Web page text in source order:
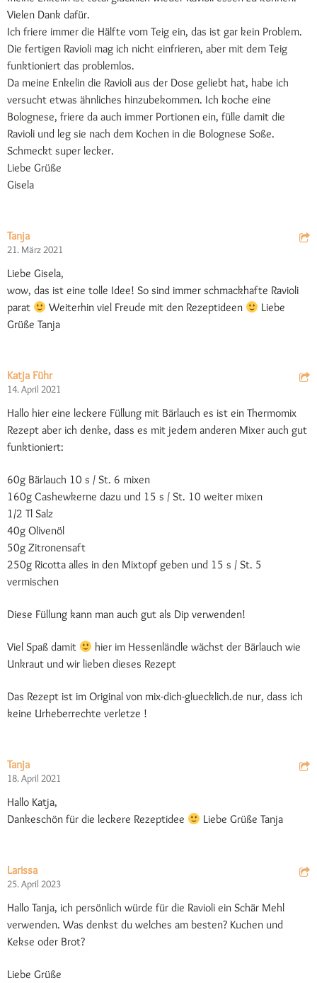
Vielen Dank dafür.
Ich friere immer die Hälfte vom Teig ein, das ist gar kein Problem.
Die fertigen Ravioli mag ich nicht einfrieren, aber mit dem Teig
funktioniert das problemlos.
Da meine Enkelin die Ravioli aus der Dose geliebt hat, habe ich
versucht etwas ähnliches hinzubekommen. Ich koche eine
Bolognese, friere da auch immer Portionen ein, fülle damit die
Ravioli und leg sie nach dem Kochen in die Bolognese Soße.
Schmeckt super lecker.
Liebe Grüße
Gisela
Tanja
21. März 2021
Liebe Gisela,
wow, das ist eine tolle Idee! So sind immer schmackhafte Ravioli
parat
Weiterhin viel Freude mit den Rezeptideen
Liebe
Grüße Tanja
Katja Führ
14. April 2021
Hallo hier eine leckere Füllung mit Bärlauch es ist ein Thermomix
Rezept aber ich denke, dass es mit jedem anderen Mixer auch gut
funktioniert:
60g Bärlauch 10 s / St. 6 mixen
160g Cashewkerne dazu und 15 s / St. 10 weiter mixen
1/2 Tl Salz
40g Olivenöl
50g Zitronensaft
250g Ricotta alles in den Mixtopf geben und 15 s / St. 5
vermischen
Diese Füllung kann man auch gut als Dip verwenden!
Viel Spaß damit
hier im Hessenländle wächst der Bärlauch wie
Unkraut und wir lieben dieses Rezept
Das Rezept ist im Original von mix-dich-gluecklich.de nur, dass ich
keine Urheberrechte verletze !
Tanja
18. April 2021
Hallo Katja,
Dankeschön für die leckere Rezeptidee
Liebe Grüße Tanja
Larissa
25. April 2023
Hallo Tanja, ich persönlich würde für die Ravioli ein Schär Mehl
verwenden. Was denkst du welches am besten? Kuchen und
Kekse oder Brot?
Liebe Grüße